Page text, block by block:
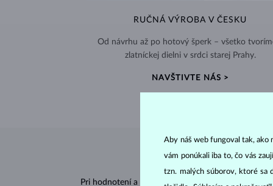
RUČNÁ VÝROBA V ČESKU
Od návrhu až po hotový šperk – všetko
zlatníckej dielni v srdci starej Prahy.
NAVŠTIVTE NÁS >
Pri hodnotení a certifikáciidiamantov sa
Aby náš web fungoval tak, ako
vám ponúkali iba to, čo vás
tzn. malých súborov, ktoré sa